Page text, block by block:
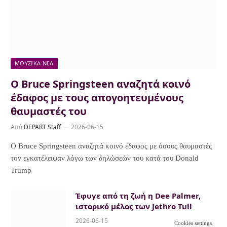
ΜΟΥΣΙΚΆ ΝΈΑ
Ο Bruce Springsteen αναζητά κοινό
έδαφος με τους απογοητευμένους
θαυμαστές του
Από DEPART Staff 2026-06-15
Ο Bruce Springsteen αναζητά κοινό έδαφος με όσους θαυμαστές
τον εγκατέλειψαν λόγω των δηλώσεών του κατά του Donald
Trump
Έφυγε από τη ζωή η Dee Palmer,
ιστορικό μέλος των Jethro Tull
2026-06-15 Cookies settings